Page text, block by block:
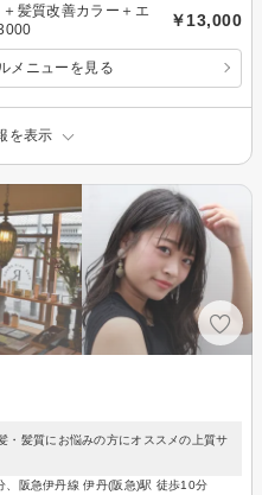
＋髪質改善カラー＋エ
￥13,000
メニューを見る
を表示
・髪質にお悩みの方にオススメの上質サ
、阪急伊丹線 伊丹(阪急)駅 徒歩10分